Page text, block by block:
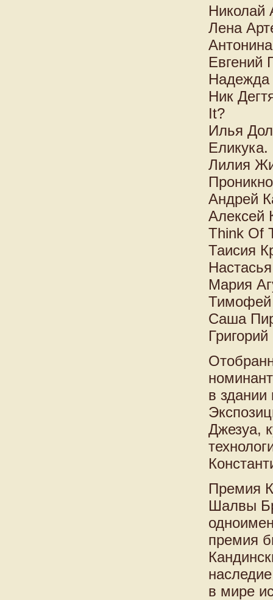
Николай
Лена
Евгений
Ник
It?
Илья
Лилия
Андрей
Алексей
Think Of
Таисия
Мария
Тимофей
Саша
в здании
Джезуа,
Премия
Шалвы
премия
в мире